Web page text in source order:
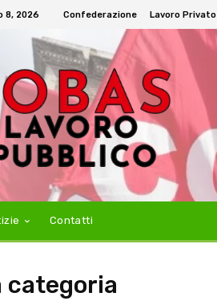
8, 2026 Confederazione Lavoro Privato
Contatti
categoria